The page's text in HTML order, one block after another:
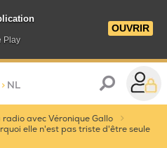
Play
OUVRIR
> NL
radio avec Véronique Gallo
elle n'est pas triste d'être seule